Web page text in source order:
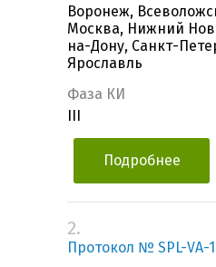
Воронеж,
Москва, Нижний
на-Дону, Санкт-
Ярославль
Фаза КИ
Подробнее
2.
Протокол № SPL-VA-